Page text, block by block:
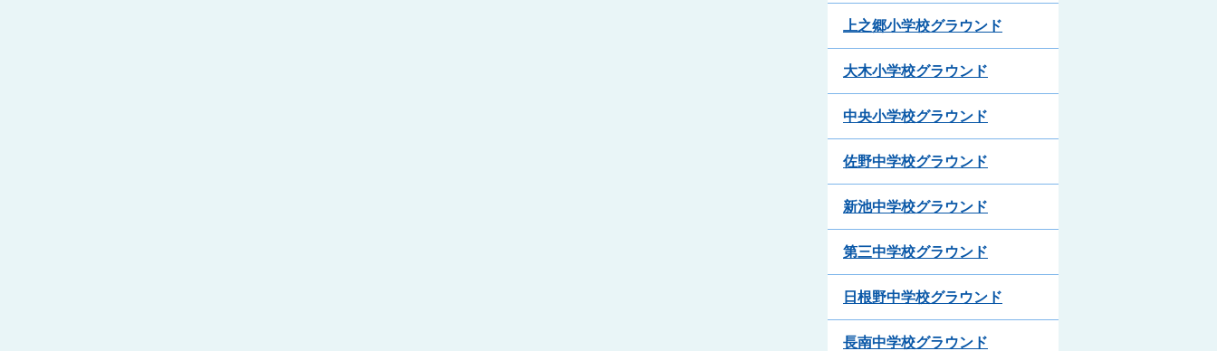
上之郷小学校グラウンド
大木小学校グラウンド
中央小学校グラウンド
佐野中学校グラウンド
新池中学校グラウンド
第三中学校グラウンド
日根野中学校グラウンド
長南中学校グラウンド